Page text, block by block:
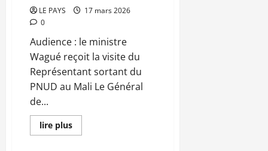
en
garde
mauvaise
gestion
LE PAYS
17 mars 2026
0
Audience : le ministre
Wagué reçoit la visite du
Représentant sortant du
PNUD au Mali Le Général
de...
lire plusEn
savoir